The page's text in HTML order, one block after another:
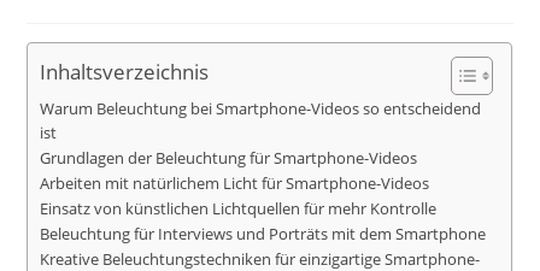
Inhaltsverzeichnis
Warum Beleuchtung bei Smartphone-Videos so entscheidend
ist
Grundlagen der Beleuchtung für Smartphone-Videos
Arbeiten mit natürlichem Licht für Smartphone-Videos
Einsatz von künstlichen Lichtquellen für mehr Kontrolle
Beleuchtung für Interviews und Porträts mit dem Smartphone
Kreative Beleuchtungstechniken für einzigartige Smartphone-